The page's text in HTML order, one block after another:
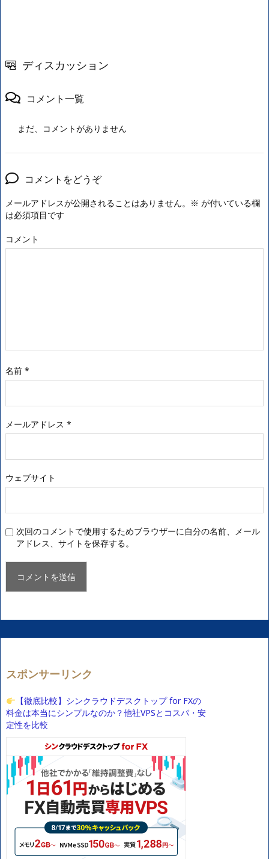
ディスカッション
コメント一覧
まだ、コメントがありません
コメントをどうぞ
メールアドレスが公開されることはありません。 ※ が付いている欄
は必須項目です
コメント
名前 *
メールアドレス *
ウェブサイト
次回のコメントで使用するためブラウザーに自分の名前、メール
アドレス、サイトを保存する。
スポンサーリンク
【徹底比較】シンクラウドデスクトップ for FXの
料金は本当にシンプルなのか？他社VPSとコスパ・安
定性を比較